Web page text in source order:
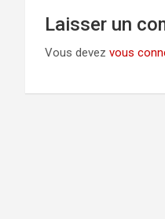
Laisser un
Vous devez vous